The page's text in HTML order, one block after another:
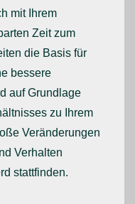
mit Ihrem
Zeit zum
die Basis für
bessere
auf Grundlage
zu Ihrem
Veränderungen
Verhalten
stattfinden.